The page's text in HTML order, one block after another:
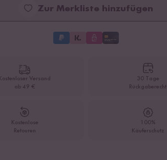
Zur Merkliste hinzufügen
Kostenloser Versand
ab 49 €
30 Tage
Rückgaberecht
Kostenlose
Retouren
100%
Käuferschutz